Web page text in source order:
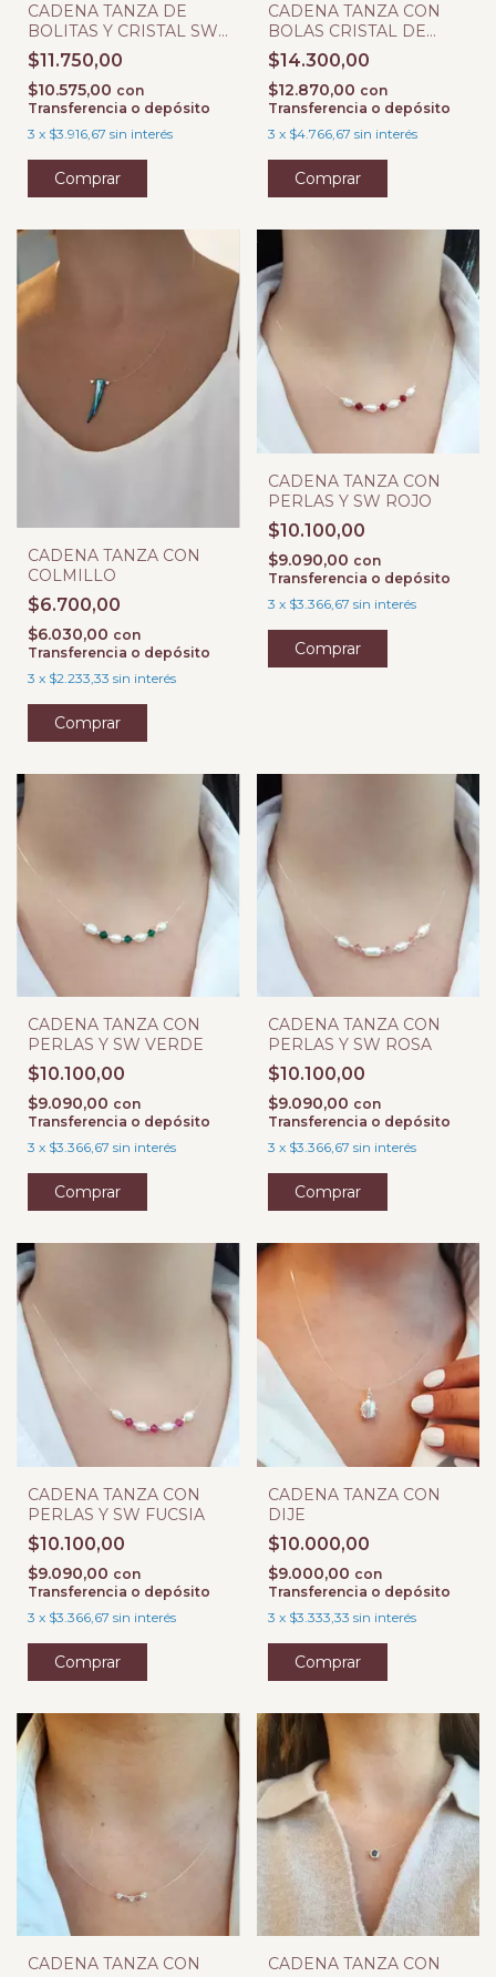
CADENA TANZA DE
BOLITAS Y CRISTAL SW
BICONO HUMO
$11.750,00
$10.575,00 con
Transferencia o depósito
3 x $3.916,67 sin interés
CADENA TANZA CON
BOLAS CRISTAL DE
ROCA
$14.300,00
$12.870,00 con
Transferencia o depósito
3 x $4.766,67 sin interés
CADENA TANZA CON
COLMILLO
$6.700,00
$6.030,00 con
Transferencia o depósito
3 x $2.233,33 sin interés
CADENA TANZA CON
PERLAS Y SW ROJO
$10.100,00
$9.090,00 con
Transferencia o depósito
3 x $3.366,67 sin interés
CADENA TANZA CON
PERLAS Y SW VERDE
$10.100,00
$9.090,00 con
Transferencia o depósito
3 x $3.366,67 sin interés
CADENA TANZA CON
PERLAS Y SW ROSA
$10.100,00
$9.090,00 con
Transferencia o depósito
3 x $3.366,67 sin interés
CADENA TANZA CON
PERLAS Y SW FUCSIA
$10.100,00
$9.090,00 con
Transferencia o depósito
3 x $3.366,67 sin interés
CADENA TANZA CON
DIJE
$10.000,00
$9.000,00 con
Transferencia o depósito
3 x $3.333,33 sin interés
Comprar
CADENA TANZA CON
CADENA TANZA CON